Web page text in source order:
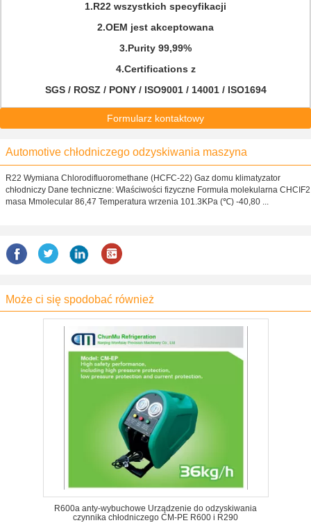
1.R22 wszystkich specyfikacji
2.OEM jest akceptowana
3.Purity 99,99%
4.Certifications z
SGS / ROSZ / PONY / ISO9001 / 14001 / ISO1694
Formularz kontaktowy
Automotive chłodniczego odzyskiwania maszyna
R22 Wymiana Chlorodifluoromethane (HCFC-22) Gaz domu klimatyzator
chłodniczy Dane techniczne: Właściwości fizyczne Formuła molekularna CHCIF2
masa Mmolecular 86,47 Temperatura wrzenia 101.3KPa (℃) -40,80 ...
Może ci się spodobać również
R600a anty-wybuchowe Urządzenie do odzyskiwania
czynnika chłodniczego CM-PE R600 i R290